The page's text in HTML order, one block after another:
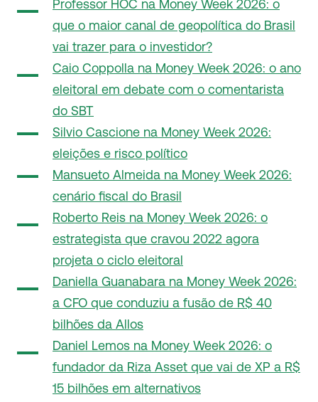
Professor HOC na Money Week 2026: o
que o maior canal de geopolítica do Brasil
vai trazer para o investidor?
Caio Coppolla na Money Week 2026: o ano
eleitoral em debate com o comentarista
do SBT
Silvio Cascione na Money Week 2026:
eleições e risco político
Mansueto Almeida na Money Week 2026:
cenário fiscal do Brasil
Roberto Reis na Money Week 2026: o
estrategista que cravou 2022 agora
projeta o ciclo eleitoral
Daniella Guanabara na Money Week 2026:
a CFO que conduziu a fusão de R$ 40
bilhões da Allos
Daniel Lemos na Money Week 2026: o
fundador da Riza Asset que vai de XP a R$
15 bilhões em alternativos